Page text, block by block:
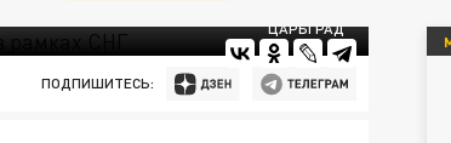
ЦАРЬГРАД
ПОДПИШИТЕСЬ: